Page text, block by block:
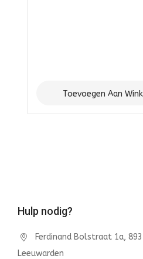
Toevoegen Aan
Hulp nodig?
Ferdinand Bolstraat 1a,
Leeuwarden